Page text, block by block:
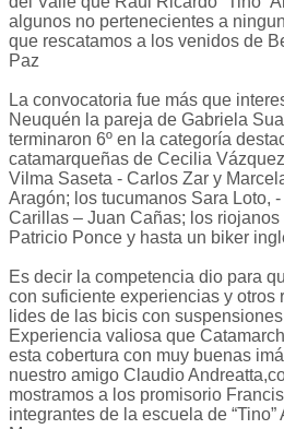
algunos no pertenecientes a
que rescatamos a los venidos de
Paz
La convocatoria fue más que
Neuquén la pareja de Gabriela
terminaron 6º en la categoría
catamarqueñas de Cecilia
Vilma Saseta - Carlos Zar y
Aragón; los tucumanos Sara Loto,
Carillas – Juan Cañas; los
Patricio Ponce y hasta un biker
Es decir la competencia dio para
con suficiente experiencias y otros
lides de las bicis con suspensiones
Experiencia valiosa que
esta cobertura con muy buenas
nuestro amigo Claudio
mostramos a los promisorio
integrantes de la escuela de